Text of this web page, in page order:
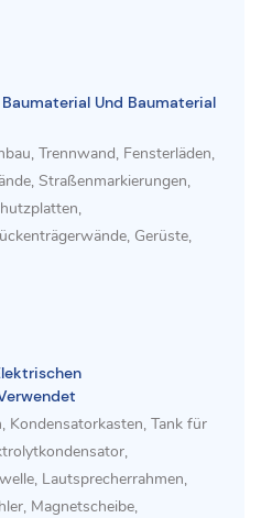
Und Baumaterial
Trennwand, Fensterläden,
Straßenmarkierungen,
Gerüste,
Kondensatorkasten, Tank für
Lautsprecherrahmen,
Magnetscheibe,